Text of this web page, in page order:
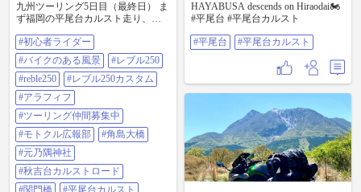
九州ツーリング5日目（最終日） ま
ず福岡の平尾台カルスト走り、関
角島大橋〜元乃隅神社〜秋吉台カ
ルストを周りました🏍️ 山口も魅力
的な場所ありますねー！ 関門橋は
門司の出入口通行止めで通れませ
んでした⤵︎ 今晩の東京九州フェリー
で横須賀に向かいます🛳️ #初心者ラ
イダー #バイクのある風景 #レブル
250 #reble250 #レブル250カスタム #
アラフィフ #ツーリング仲間募集中
#モトクル広報部 #角島大橋 #元乃
隅神社 #秋吉台カルストロード #関
門橋 #平尾台カルスト
#初心者ライダー
#バイクのある風景
#レブル250
#reble250
#レブル250カスタム
#アラフィフ
#ツーリング仲間募集中
#モトクル広報部
#角島大橋
#元乃隅神社
#秋吉台カルストロード
#関門橋
#平尾台カルスト
HAYABUSA descends on Hiraodai🏍
#平尾台 #平尾台カルスト
#平尾台 #平尾台カルスト